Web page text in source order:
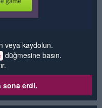
veya kaydolun.
düğmesine basın.
sona erdi.